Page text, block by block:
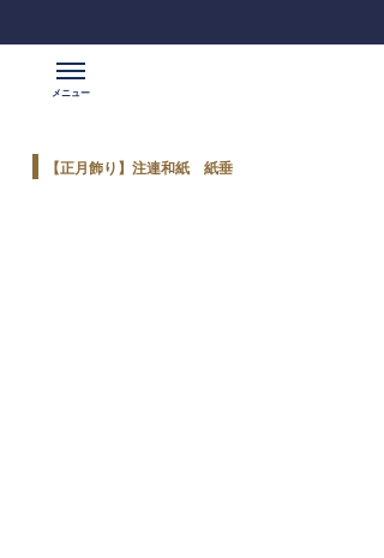
【正月飾り】注連和紙 紙垂